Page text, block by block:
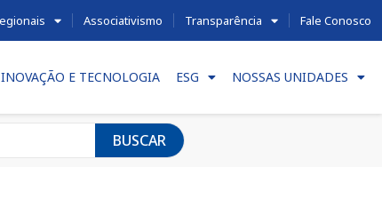
Associativismo Transparência Fale Conosco
INOVAÇÃO E TECNOLOGIA ESG NOSSAS UNIDADES
BUSCAR